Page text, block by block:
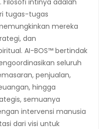
tugas-tugas
mereka
dan
AI-BOS™ bertindak
seluruh
penjualan,
hingga
semuanya
intervensi manusia
dari visi untuk